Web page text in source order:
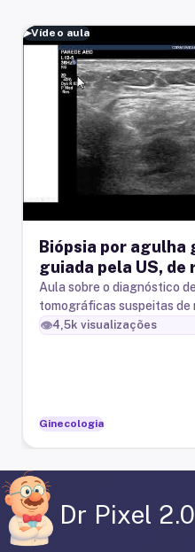
▶Vídeo aula
Biópsia por agulha
guiada pela US, de
peritoneal de
ovário.
Aula sobre o diagnóstico
tomográficas suspeitas de
carcinoma seroso do ovário
👁️4,5k visualizações
Ginecologia
Dr Pixel 2.0